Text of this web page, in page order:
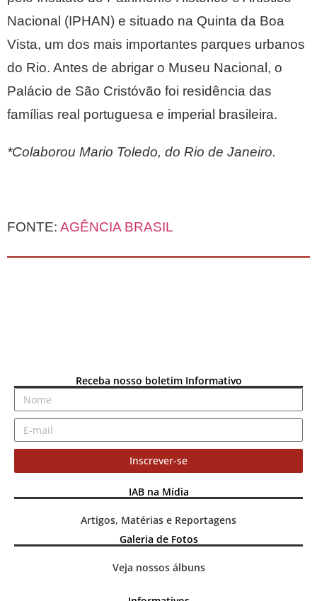
Nacional (IPHAN) e situado na Quinta da Boa
Vista, um dos mais importantes parques urbanos
do Rio. Antes de abrigar o Museu Nacional, o
Palácio de São Cristóvão foi residência das
famílias real portuguesa e imperial brasileira.
*Colaborou Mario Toledo, do Rio de Janeiro.
FONTE: AGÊNCIA BRASIL
Receba nosso boletim Informativo
Inscrever-se
IAB na Mídia
Artigos, Matérias e Reportagens
Galeria de Fotos
Veja nossos álbuns